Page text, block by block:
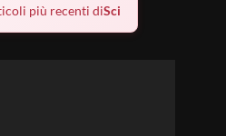
più recenti diSci